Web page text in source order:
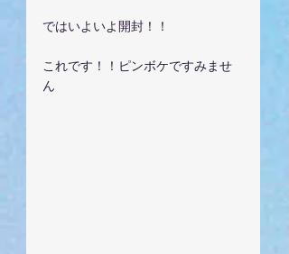
ではいよいよ開封！！
これです！！ピンボケですみませ
ん